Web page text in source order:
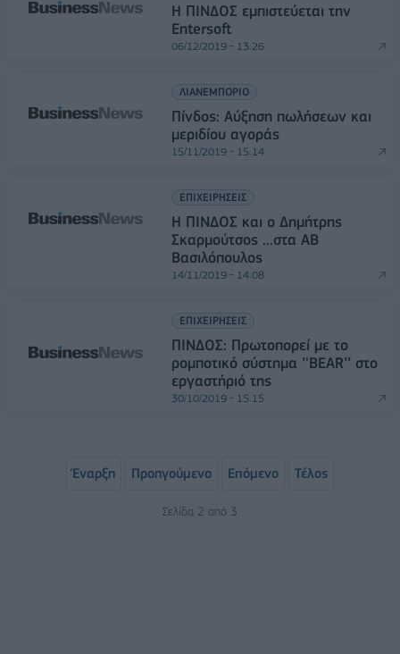
H ΠΙΝΔΟΣ εμπιστεύεται την
Entersoft
06/12/2019 - 13:26
ΛΙΑΝΕΜΠΟΡΙΟ
Πίνδος: Αύξηση πωλήσεων και
μεριδίου αγοράς
15/11/2019 - 15:14
ΕΠΙΧΕΙΡΗΣΕΙΣ
Η ΠΙΝΔΟΣ και ο Δημήτρης
Σκαρμούτσος ...στα ΑΒ
Βασιλόπουλος
14/11/2019 - 14:08
ΕΠΙΧΕΙΡΗΣΕΙΣ
ΠΙΝΔΟΣ: Πρωτοπορεί με το
ρομποτικό σύστημα ’'BEAR’’ στο
εργαστήριό της
30/10/2019 - 15:15
Έναρξη Προηγούμενο Επόμενο Τέλος
Σελίδα 2 από 3